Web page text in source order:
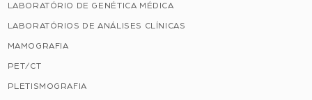
LABORATÓRIO DE GENÉTICA MÉDICA
LABORATÓRIOS DE ANÁLISES CLÍNICAS
MAMOGRAFIA
PET/CT
PLETISMOGRAFIA